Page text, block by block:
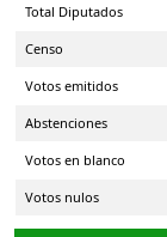
Total Diputados
Censo
Votos emitidos
Abstenciones
Votos en blanco
Votos nulos